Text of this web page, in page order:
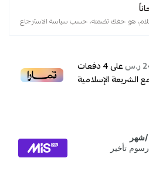
على4دفعات
الشريعة الإسلامية